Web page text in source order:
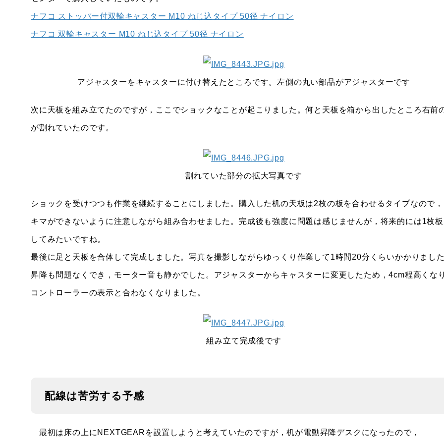
ナフコ ストッパー付双輪キャスター M10 ねじ込タイプ 50径 ナイロン
ナフコ 双輪キャスター M10 ねじ込タイプ 50径 ナイロン
アジャスターをキャスターに付け替えたところです。左側の丸い部品がアジャスターです
次に天板を組み立てたのですが，ここでショックなことが起こりました。何と天板を箱から出したところ右前
が割れていたのです。
割れていた部分の拡大写真です
ショックを受けつつも作業を継続することにしました。購入した机の天板は2枚の板を合わせるタイプなので，
キマができないように注意しながら組み合わせました。完成後も強度に問題は感じませんが，将来的には1枚板
してみたいですね。
最後に足と天板を合体して完成しました。写真を撮影しながらゆっくり作業して1時間20分くらいかかりました
昇降も問題なくでき，モーター音も静かでした。アジャスターからキャスターに変更したため，4cm程高くな
コントローラーの表示と合わなくなりました。
組み立て完成後です
配線は苦労する予感
最初は床の上にNEXTGEARを設置しようと考えていたのですが，机が電動昇降デスクになったので，